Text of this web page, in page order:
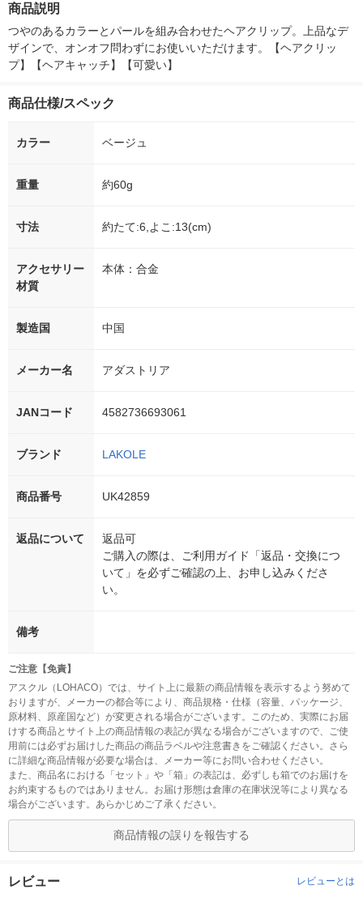
シ） オリジナル
商品説明
つやのあるカラーとパールを組み合わせたヘアクリップ。上品なデ
ザインで、オンオフ問わずにお使いいただけます。【ヘアクリッ
プ】【ヘアキャッチ】【可愛い】
商品仕様/スペック
カラー ベージュ
重量 約60g
寸法 約たて:6,よこ:13(cm)
アクセサリー
材質
本体：合金
製造国 中国
メーカー名 アダストリア
JANコード 4582736693061
ブランド LAKOLE
商品番号 UK42859
返品について
返品可
ご購入の際は、ご利用ガイド「返品・交換につ
いて」を必ずご確認の上、お申し込みくださ
い。
備考
ご注意【免責】
アスクル（LOHACO）では、サイト上に最新の商品情報を表示するよう努めて
おりますが、メーカーの都合等により、商品規格・仕様（容量、パッケージ、
原材料、原産国など）が変更される場合がございます。このため、実際にお届
けする商品とサイト上の商品情報の表記が異なる場合がございますので、ご使
用前には必ずお届けした商品の商品ラベルや注意書きをご確認ください。さら
に詳細な商品情報が必要な場合は、メーカー等にお問い合わせください。
また、商品名における「セット」や「箱」の表記は、必ずしも箱でのお届けを
お約束するものではありません。お届け形態は倉庫の在庫状況等により異なる
場合がございます。あらかじめご了承ください。
商品情報の誤りを報告する
レビュー レビューとは